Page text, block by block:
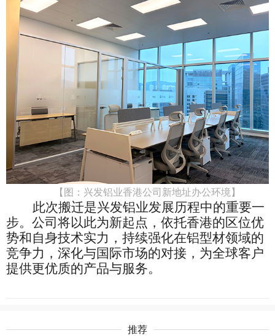
【图：兴发铝业香港公司新地址办公环境】
此次搬迁是兴发铝业发展历程中的重要一
步。公司将以此为新起点，依托香港的区位优
势和自身技术实力，持续强化在铝型材领域的
竞争力，深化与国际市场的对接，为全球客户
提供更优质的产品与服务。
推荐